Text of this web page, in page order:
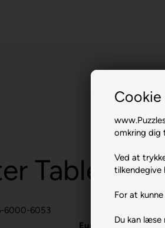
omkring dig
Ved at
tilkendegive
For at
Du kan læse
Table.
6000-6053
Eurographics